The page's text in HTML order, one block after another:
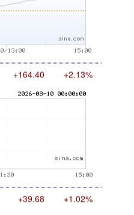
+164.40 +2.13%
+39.68 +1.02%